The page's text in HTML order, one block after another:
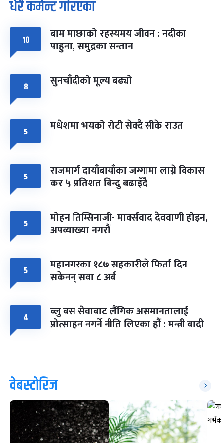
७
आइत चैत्र ७, २०८३-Mar 21, 2027
८ फागुपूर्णिमा
चैत्र ८, २०८३-Mar 22, 2027
७ महिना बाँकी
धेरै कमेन्ट गरिएका
१० बाम माछाको रहस्यमय जीवन : नदीका
पाहुना, समुद्रका सन्तान
८ सुनचाँदीको मूल्य बढ्यो
५ मधेशमा भयको रोटी सेक्दै सीके राउत
५ राजमार्ग दायाँबायाँका जग्गामा लाग्ने विकास
कर ५ प्रतिशत बिन्दु बढाइँदै
५ मोहन तिम्सिनाजी- मार्क्सवाद देववाणी होइन,
अपव्याख्या नगरौं
५ महानगरका १८७ सहकारीले फिर्ता दिन
सकेनन् सवा ८ अर्ब
४ ब्लु बस सेवाबाट लैंगिक असमानतालाई
प्रोत्साहन नगर्ने नीति लिएका हौं : मन्त्री बादी
वेबस्टोरिज